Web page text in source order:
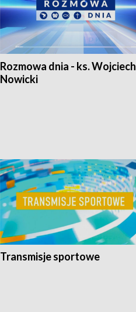
Rozmowa dnia - ks. Wojciech
Nowicki
Transmisje sportowe